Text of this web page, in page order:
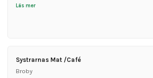
Läs mer
Systrarnas Mat /Café
Broby